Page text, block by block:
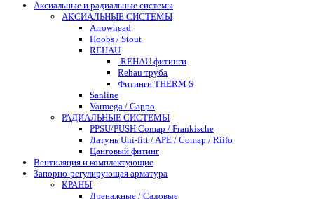
Аксиальные и радиальные системы
АКСИАЛЬНЫЕ СИСТЕМЫ
Arrowhead
Hoobs / Stout
REHAU
-REHAU фитинги
Rehau труба
Фитинги THERM S
Sanline
Varmega / Gappo
РАДИАЛЬНЫЕ СИСТЕМЫ
PPSU/PUSH Comap / Frankische
Латунь Uni-fitt / APE / Comap / Riifo
Цанговый фитинг
Вентиляция и комплектующие
Запорно-регулирующая арматура
КРАНЫ
Дренажные / Садовые